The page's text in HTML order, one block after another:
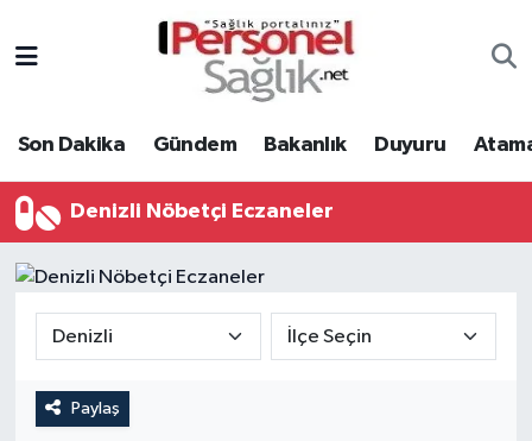
Son Dakika Gündem Bakanlık Duyuru
Denizli Nöbetçi Eczaneler
Paylaş
Gündem
Bakanlık
Duyuru
Atamalar
Mevzuat
Nöbetçi Eczaneler
Hava Durumu
Trafik Durumu
Süper Lig Puan Durumu ve Fikstür
Tüm Manşetler
Son Dakika Haberleri